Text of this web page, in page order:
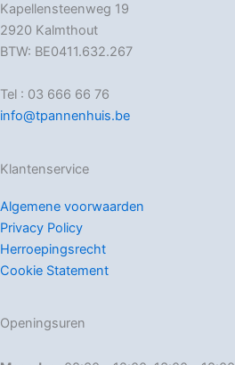
Kapellensteenweg 19
2920 Kalmthout
BTW: BE0411.632.267
Tel : 03 666 66 76
info@tpannenhuis.be
Klantenservice
Algemene voorwaarden
Privacy Policy
Herroepingsrecht
Cookie Statement
Openingsuren